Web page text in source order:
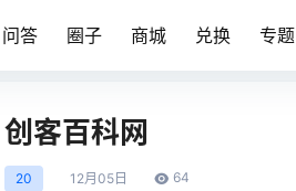
问答 圈子 商城 兑换 专题
创客百科网
20 12月 05日 64